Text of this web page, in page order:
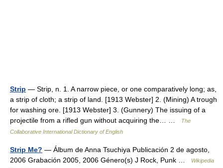
Strip — Strip, n. 1. A narrow piece, or one comparatively long; as,
a strip of cloth; a strip of land. [1913 Webster] 2. (Mining) A trough
for washing ore. [1913 Webster] 3. (Gunnery) The issuing of a
projectile from a rifled gun without acquiring the… …
The
Collaborative International Dictionary of English
Strip Me? — Álbum de Anna Tsuchiya Publicación 2 de agosto,
2006 Grabación 2005, 2006 Género(s) J Rock, Punk …
Wikipedia